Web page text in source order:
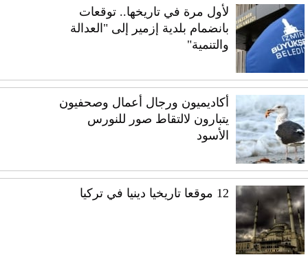
لأول مرة في تاريخها.. توقعات
بانضمام بلدية إزمير إلى "العدالة
والتنمية"
أكاديميون ورجال أعمال وصحفيون
يتبارون لالتقاط صور للنورس
الأسود
12 موقعا تاريخيا دينيا في تركيا